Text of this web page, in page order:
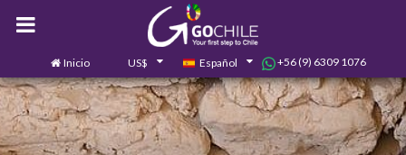
Inicio US$ Español +56 (9) 6309 1076
Contáctanos 0